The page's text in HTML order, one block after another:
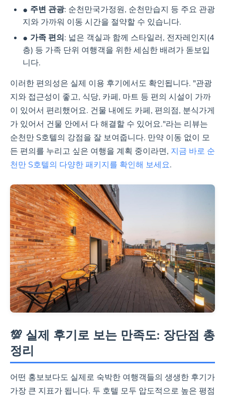
주변 관광: 순천만국가정원, 순천만습지 등 주요 관광
지와 가까워 이동 시간을 절약할 수 있습니다.
가족 편의: 넓은 객실과 함께 스타일러, 전자레인지(4
층) 등 가족 단위 여행객을 위한 세심한 배려가 돋보입
니다.
이러한 편의성은 실제 이용 후기에서도 확인됩니다. "관광
지와 접근성이 좋고, 식당, 카페, 마트 등 편의 시설이 가까
이 있어서 편리했어요. 건물 내에도 카페, 편의점, 분식가게
가 있어서 건물 안에서 다 해결할 수 있어요."라는 리뷰는
순천만 S호텔의 강점을 잘 보여줍니다. 만약 이동 없이 모
든 편의를 누리고 싶은 여행을 계획 중이라면, 지금 바로 순
천만 S호텔의 다양한 패키지를 확인해 보세요.
💯 실제 후기로 보는 만족도: 장단점 총
정리
어떤 홍보보다도 실제로 숙박한 여행객들의 생생한 후기가
가장 큰 지표가 됩니다. 두 호텔 모두 압도적으로 높은 평점